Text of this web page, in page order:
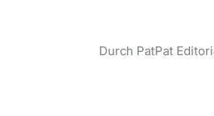
Durch PatPat